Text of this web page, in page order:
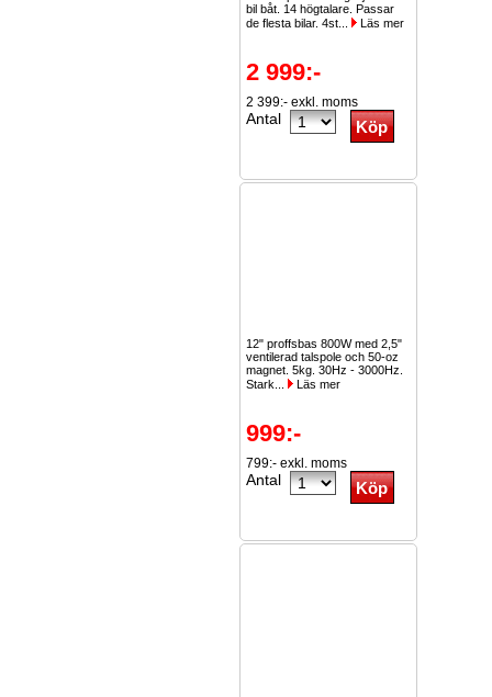
bil båt. 14 högtalare. Passar
de flesta bilar. 4st...
Läs mer
2 999:-
2 399:- exkl. moms
Antal
12" proffsbas 800W med 2,5"
ventilerad talspole och 50-oz
magnet. 5kg. 30Hz - 3000Hz.
Stark...
Läs mer
999:-
799:- exkl. moms
Antal